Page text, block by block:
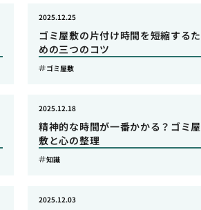
ゴミ屋敷の片付け時間を短縮するた
めの三つのコツ
2025.12.25
ゴミ屋敷
精神的な時間が一番かかる？ゴミ屋
敷と心の整理
2025.12.18
知識
2025.12.03